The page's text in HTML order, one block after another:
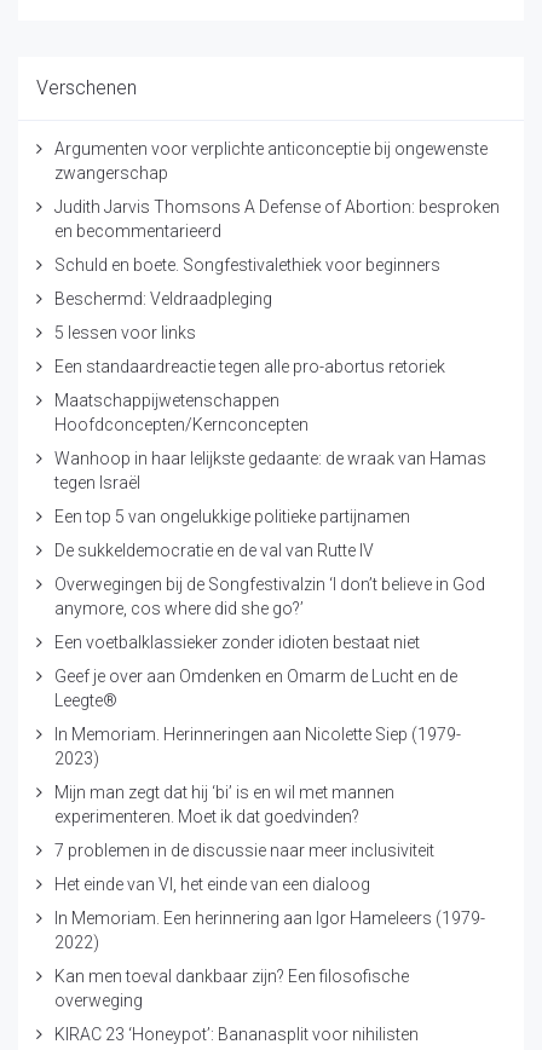
Verschenen
Argumenten voor verplichte anticonceptie bij ongewenste
zwangerschap
Judith Jarvis Thomsons A Defense of Abortion: besproken
en becommentarieerd
Schuld en boete. Songfestivalethiek voor beginners
Beschermd: Veldraadpleging
5 lessen voor links
Een standaardreactie tegen alle pro-abortus retoriek
Maatschappijwetenschappen
Hoofdconcepten/Kernconcepten
Wanhoop in haar lelijkste gedaante: de wraak van Hamas
tegen Israël
Een top 5 van ongelukkige politieke partijnamen
De sukkeldemocratie en de val van Rutte IV
Overwegingen bij de Songfestivalzin ‘I don’t believe in God
anymore, cos where did she go?’
Een voetbalklassieker zonder idioten bestaat niet
Geef je over aan Omdenken en Omarm de Lucht en de
Leegte®
In Memoriam. Herinneringen aan Nicolette Siep (1979-
2023)
Mijn man zegt dat hij ‘bi’ is en wil met mannen
experimenteren. Moet ik dat goedvinden?
7 problemen in de discussie naar meer inclusiviteit
Het einde van VI, het einde van een dialoog
In Memoriam. Een herinnering aan Igor Hameleers (1979-
2022)
Kan men toeval dankbaar zijn? Een filosofische
overweging
KIRAC 23 ‘Honeypot’: Bananasplit voor nihilisten